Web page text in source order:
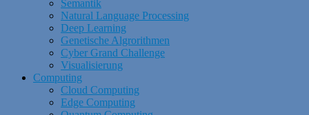
Semantik
Natural Language Processing
Deep Learning
Genetische Algrorithmen
Cyber Grand Challenge
Visualisierung
Computing
Cloud Computing
Edge Computing